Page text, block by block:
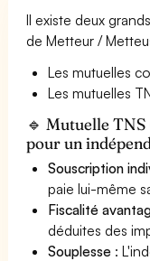
Il existe deux
de Metteur /
Les mutuelles
Les mutuelles
🔹 Mutuelle
pour un
Souscription
paie lui-même
Fiscalité
déduites des
Souplesse :